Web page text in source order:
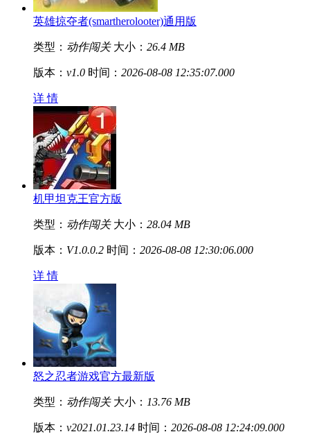
英雄掠夺者(smartherolooter)通用版
类型： 动作闯关 大小： 26.4 MB
版本： v1.0 时间： 2026-08-08 12:35:07.000
详 情
机甲坦克王官方版
类型： 动作闯关 大小： 28.04 MB
版本： V1.0.0.2 时间： 2026-08-08 12:30:06.000
详 情
怒之忍者游戏官方最新版
类型： 动作闯关 大小： 13.76 MB
版本： v2021.01.23.14 时间： 2026-08-08 12:24:09.000